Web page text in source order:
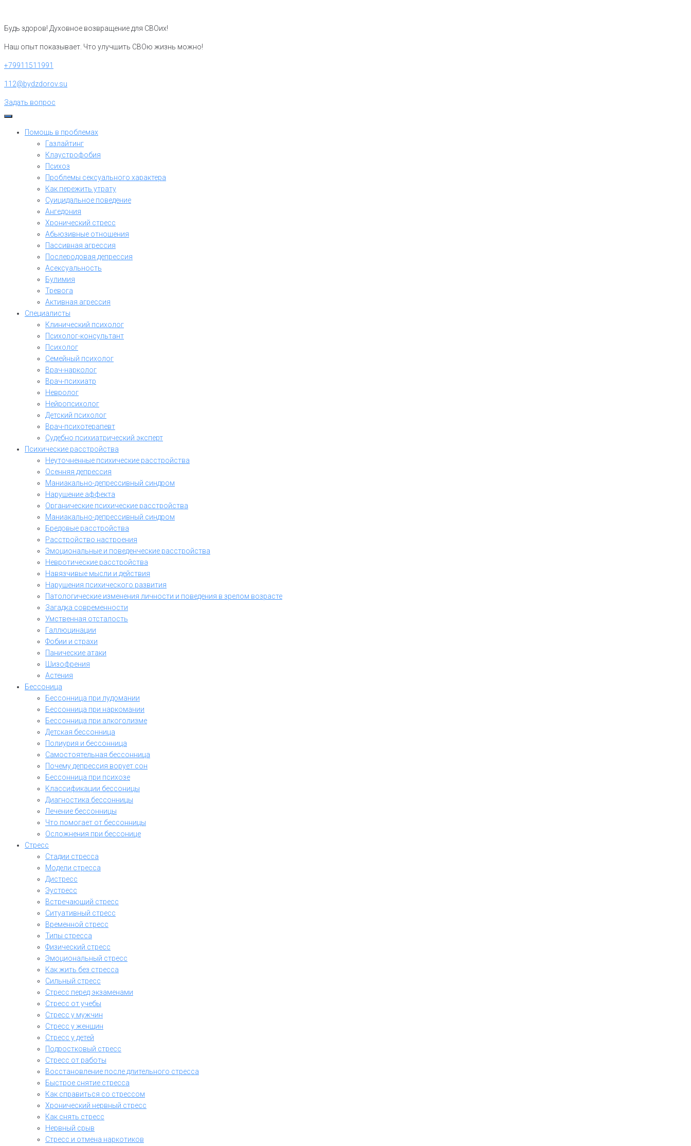
контенту
Будь здоров! Духовное возвращение для СВОих!
Наш опыт показывает. Что улучшить СВОю жизнь можно!
+79911511991
112@bydzdorov.su
Задать вопрос
Помощь в проблемах
Газлайтинг
Клаустрофобия
Психоз
Проблемы сексуального характера
Как пережить утрату
Суицидальное поведение
Ангедония
Хронический стресс
Абьюзивные отношения
Пассивная агрессия
Послеродовая депрессия
Асексуальность
Булимия
Тревога
Активная агрессия
Специалисты
Клинический психолог
Психолог-консультант
Психолог
Семейный психолог
Врач-нарколог
Врач-психиатр
Невролог
Нейропсихолог
Детский психолог
Врач-психотерапевт
Судебно психиатрический эксперт
Психические расстройства
Неуточненные психические расстройства
Осенняя депрессия
Маниакально-депрессивный синдром
Нарушение аффекта
Органические психические расстройства
Маниакально-депрессивный синдром
Бредовые расстройства
Расстройство настроения
Эмоциональные и поведенческие расстройства
Невротические расстройства
Навязчивые мысли и действия
Нарушения психического развития
Патологические изменения личности и поведения в зрелом возрасте
Загадка современности
Умственная отсталость
Галлюцинации
Фобии и страхи
Панические атаки
Шизофрения
Астения
Бессоница
Бессонница при лудомании
Бессонница при наркомании
Бессонница при алкоголизме
Детская бессонница
Полиурия и бессонница
Самостоятельная бессонница
Почему депрессия ворует сон
Бессонница при психозе
Классификации бессоницы
Диагностика бессонницы
Лечение бессонницы
Что помогает от бессонницы
Осложнения при бессонице
Стресс
Стадии стресса
Модели стресса
Дистресс
Эустресс
Встречающий стресс
Ситуативный стресс
Временной стресс
Типы стресса
Физический стресс
Эмоциональный стресс
Как жить без стресса
Сильный стресс
Стресс перед экзаменами
Стресс от учебы
Стресс у мужчин
Стресс у женщин
Стресс у детей
Подростковый стресс
Стресс от работы
Восстановление после длительного стресса
Быстрое снятие стресса
Как справиться со стрессом
Хронический нервный стресс
Как снять стресс
Нервный срыв
Стресс и отмена наркотиков